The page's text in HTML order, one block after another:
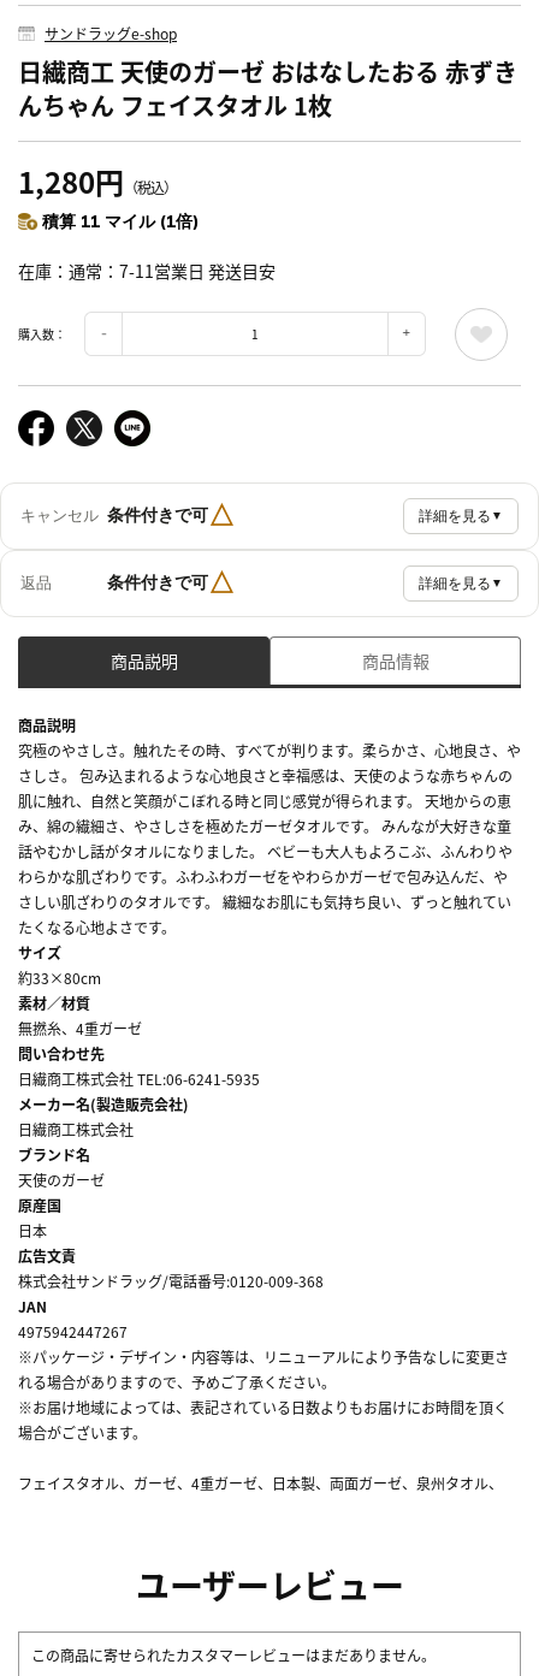
サンドラッグe-shop
日繊商工 天使のガーゼ おはなしたおる 赤ずき
んちゃん フェイスタオル 1枚
1,280円 （税込）
積算 11 マイル (1倍)
在庫 通常：7-11営業日 発送目安
購入数：
キャンセル 条件付きで可△ 詳細を見る ▼
返品 条件付きで可△ 詳細を見る ▼
商品説明 商品情報
商品説明
究極のやさしさ。触れたその時、すべてが判ります。柔らかさ、心地良さ、や
さしさ。 包み込まれるような心地良さと幸福感は、天使のような赤ちゃんの
肌に触れ、自然と笑顔がこぼれる時と同じ感覚が得られます。 天地からの恵
み、綿の繊細さ、やさしさを極めたガーゼタオルです。 みんなが大好きな童
話やむかし話がタオルになりました。 ベビーも大人もよろこぶ、ふんわりや
わらかな肌ざわりです。ふわふわガーゼをやわらかガーゼで包み込んだ、や
さしい肌ざわりのタオルです。 繊細なお肌にも気持ち良い、ずっと触れてい
たくなる心地よさです。
サイズ
約33×80cm
素材／材質
無撚糸、4重ガーゼ
問い合わせ先
日繊商工株式会社 TEL:06-6241-5935
メーカー名(製造販売会社)
日繊商工株式会社
ブランド名
天使のガーゼ
原産国
日本
広告文責
株式会社サンドラッグ/電話番号:0120-009-368
JAN
4975942447267
※パッケージ・デザイン・内容等は、リニューアルにより予告なしに変更さ
れる場合がありますので、予めご了承ください。
※お届け地域によっては、表記されている日数よりもお届けにお時間を頂く
場合がございます。
フェイスタオル、ガーゼ、4重ガーゼ、日本製、両面ガーゼ、泉州タオル、
ユーザーレビュー
この商品に寄せられたカスタマーレビューはまだありません。